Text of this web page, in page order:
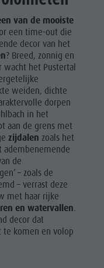
Shoppen
Wellness
Natuurparken
Het
Pustertal
Zuid-Tirol
Evenementen
Gids A-Z
van de mooiste
een time-out die
decor van het
? Breed, zonnig en
wacht het Pustertal
weiden, dichte
dorpen
in het
aan de grens met
zijdalen zoals het
adembenemende
de
– zoals de
– verrast deze
met haar rijke
en watervallen.
decor dat
komen en volop